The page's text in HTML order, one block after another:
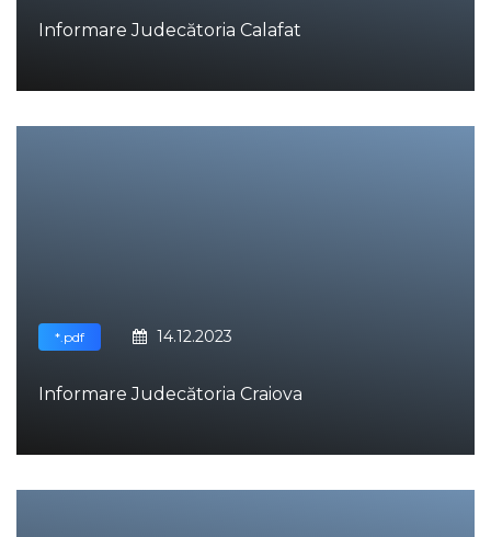
Informare Judecătoria Calafat
*.pdf 14.12.2023
Informare Judecătoria Craiova